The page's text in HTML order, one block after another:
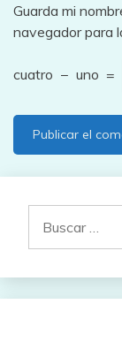
Guarda mi
navegador para
cuatro − uno =